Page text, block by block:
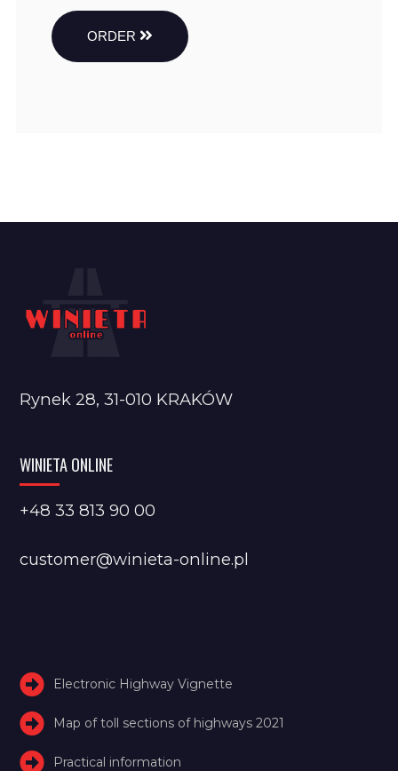
ORDER
Rynek 28, 31-010 KRAKÓW
WINIETA ONLINE
+48 33 813 90 00
customer@winieta-online.pl
Electronic Highway Vignette
Map of toll sections of highways 2021
Practical information